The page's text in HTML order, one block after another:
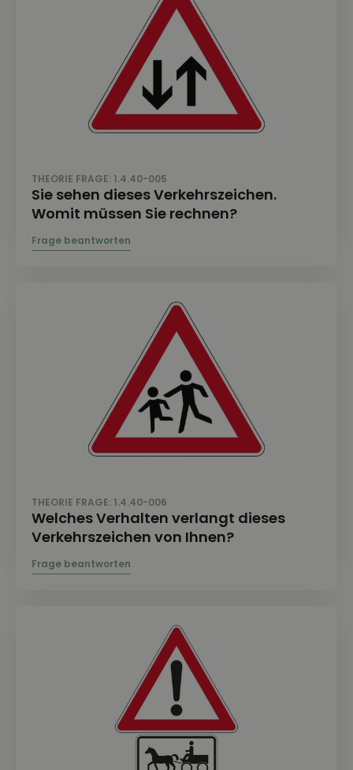
THEORIE FRAGE: 1.4.40-005
Sie sehen dieses Verkehrszeichen.
Womit müssen Sie rechnen?
THEORIE FRAGE: 1.4.40-006
Welches Verhalten verlangt dieses
Verkehrszeichen von Ihnen?